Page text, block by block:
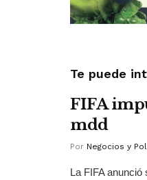
Te puede
FIFA
mdd
Por Negocios y
La FIFA